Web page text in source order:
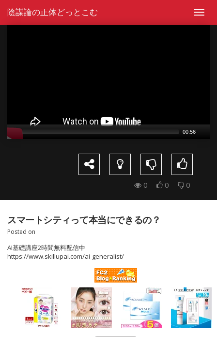
陰謀論の正体どっとこむ
00:56
0 0 0
スマートシティって本当にできるの？
Posted on
AI基礎講座2時間無料配信中
https://www.skillupai.com/ai-generalist/